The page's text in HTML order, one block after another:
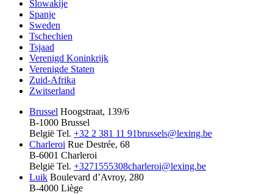
Slowakije
Spanje
Sweden
Tschechien
Tsjaad
Verenigd Koninkrijk
Verenigde Staten
Zuid-Afrika
Zwitserland
Brussel Hoogstraat, 139/6
B-1000 Brussel
België Tel. +32 2 381 11 91brussels@lexing.be
Charleroi Rue Destrée, 68
B-6001 Charleroi
België Tel. +3271555308charleroi@lexing.be
Luik Boulevard d’Avroy, 280
B-4000 Liège